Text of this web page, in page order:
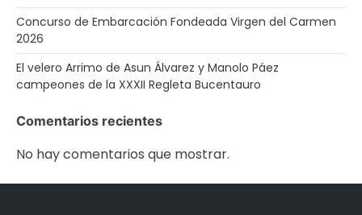
Concurso de Embarcación Fondeada Virgen del Carmen
2026
El velero Arrimo de Asun Álvarez y Manolo Páez
campeones de la XXXII Regleta Bucentauro
Comentarios recientes
No hay comentarios que mostrar.